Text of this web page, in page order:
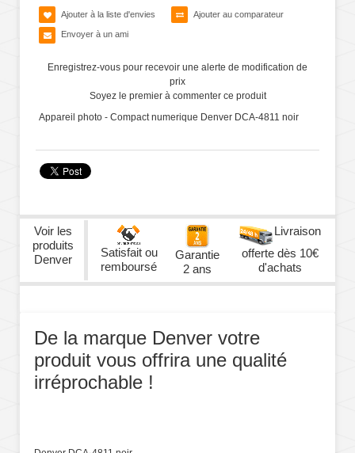
Ajouter à la liste d'envies Ajouter au comparateur
Envoyer à un ami
Enregistrez-vous pour recevoir une alerte de modification de
prix
Soyez le premier à commenter ce produit
Appareil photo - Compact numerique Denver DCA-4811 noir
Voir les
produits
Denver
Satisfait ou
remboursé
Garantie
2 ans
Livraison
offerte dès 10€
d'achats
De la marque Denver votre
produit vous offrira une qualité
irréprochable !